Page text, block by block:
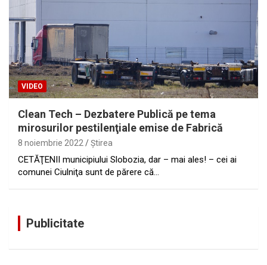
VIDEO
Clean Tech – Dezbatere Publică pe tema
mirosurilor pestilenţiale emise de Fabrică
8 noiembrie 2022 Ştirea
CETĂŢENII municipiului Slobozia, dar – mai ales! – cei ai
comunei Ciulniţa sunt de părere că…
Publicitate